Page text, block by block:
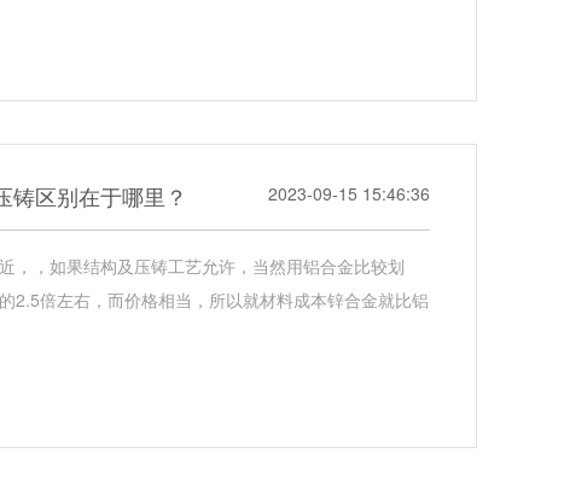
铸区别在于哪里？ 2023-09-15 15:46:36
，，如果结构及压铸工艺允许，当然用铝合金比较划
2.5倍左右，而价格相当，所以就材料成本锌合金就比铝